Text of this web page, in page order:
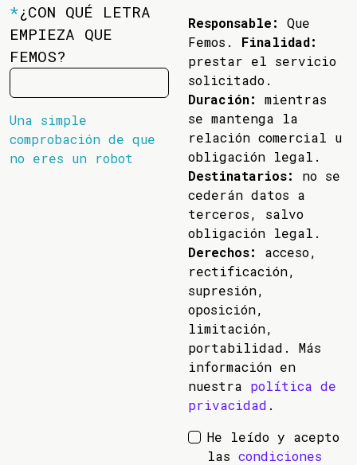
*¿CON QUÉ LETRA
EMPIEZA QUE
FEMOS?
Una simple
comprobación de que
no eres un robot
Responsable:
Que
Femos. Finalidad:
prestar el servicio
solicitado.
Duración:
mientras
se mantenga la
relación comercial u
obligación legal.
Destinatarios:
no se
cederán datos a
terceros, salvo
obligación legal.
Derechos:
acceso,
rectificación,
supresión,
oposición,
limitación,
portabilidad. Más
información en
nuestra política de
privacidad .
He leído y acepto
las condiciones